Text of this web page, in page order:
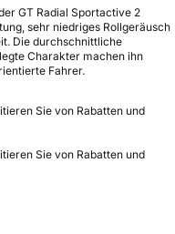
GT Radial Sportactive 2
sehr niedriges Rollgeräusch
Die durchschnittliche
Charakter machen ihn
Fahrer.
Sie von Rabatten und
Sie von Rabatten und